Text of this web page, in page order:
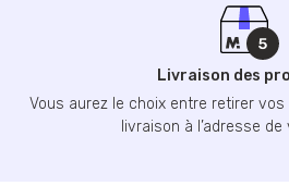
Livraison des
Vous aurez le choix entre retirer
livraison à l’adresse